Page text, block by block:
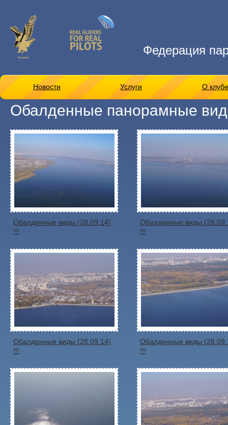
Обалденные панорамные
Обалденные виды (28.09.14)
!!!
Обалденные виды
!!!
Обалденные виды (28.09.14)
!!!
Обалденные виды
!!!
Федерация
Новости Услуги О клубе